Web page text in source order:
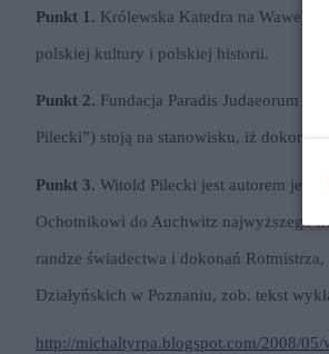
Punkt 1. Królewska Katedra na Wawelu
polskiej kultury i polskiej historii.
Punkt 2. Fundacja Paradis Judaeorum i
Pilecki”) stoją na stanowisku, iż
Punkt 3. Witold Pilecki jest autorem
Ochotnikowi do Auchwitz najwyższego
randze świadectwa i dokonań
Działyńskich w Poznaniu, zob. tekst
http://michaltyrpa.blogspot.com/2008/